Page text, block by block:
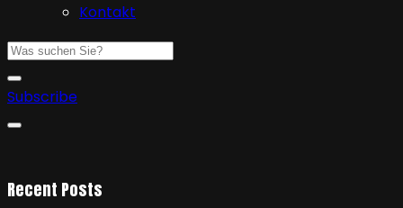
Kontakt
Subscribe
Recent Posts